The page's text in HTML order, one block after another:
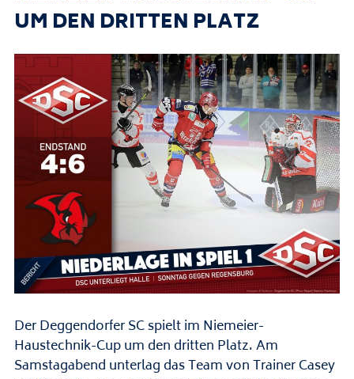
UM DEN DRITTEN PLATZ
Der Deggendorfer SC spielt im Niemeier-
Haustechnik-Cup um den dritten Platz. Am
Samstagabend unterlag das Team von Trainer Casey